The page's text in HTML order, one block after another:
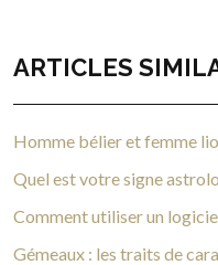
ARTICLES
Homme bélier et femme
Quel est votre signe
Comment utiliser un
Gémeaux : les traits de